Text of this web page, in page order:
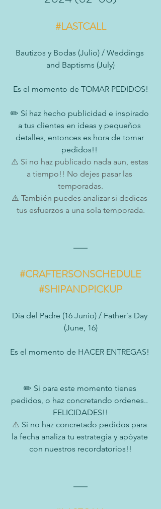
#LASTCALL
Bautizos y Bodas (Julio) / Weddings
and Baptisms (July)
Es el momento de TOMAR PEDIDOS!
✏️ Sí haz hecho publicidad e inspirado
a tus clientes en ideas y pequeños
detalles, entonces es hora de tomar
pedidos!!
⚠️ Si no haz publicado nada aun, estas
a tiempo!! No dejes pasar las
temporadas.
⚠️ También puedes analizar si dedicas
tus esfuerzos a una sola temporada.
#CRAFTERSONSCHEDULE
#SHIPANDPICKUP
Día del Padre (16 Junio) / Father´s Day
(June, 16)
Es el momento de HACER ENTREGAS!
✏️ Si para este momento tienes
pedidos, o haz concretando ordenes..
FELICIDADES!!
⚠️ Si no haz concretado pedidos para
la fecha analiza tu estrategia y apóyate
con nuestros recordatorios!!